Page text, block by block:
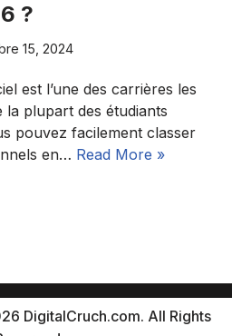
?
15, 2024
est l’une des carrières les
la plupart des étudiants
pouvez facilement classer
en… Read More »
DigitalCruch.com. All Rights